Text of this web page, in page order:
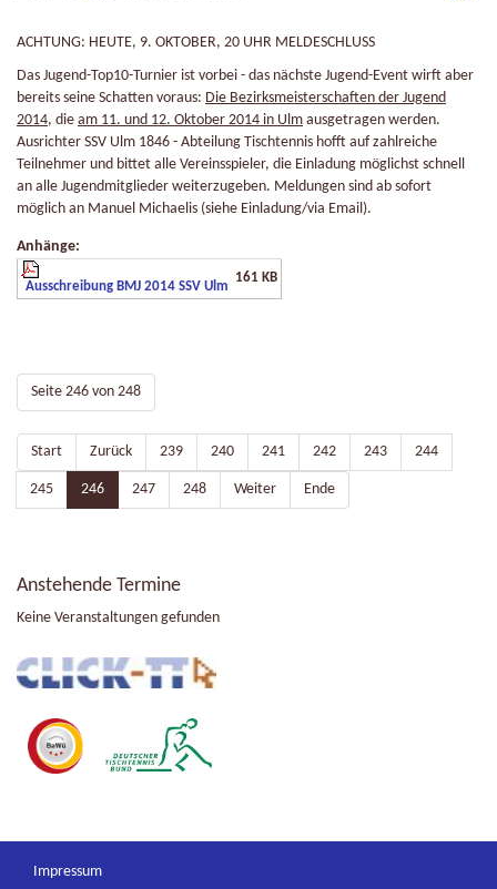
ACHTUNG: HEUTE, 9. OKTOBER, 20 UHR MELDESCHLUSS
Das Jugend-Top10-Turnier ist vorbei - das nächste Jugend-Event wirft aber
bereits seine Schatten voraus: Die Bezirksmeisterschaften der Jugend
2014, die am 11. und 12. Oktober 2014 in Ulm ausgetragen werden.
Ausrichter SSV Ulm 1846 - Abteilung Tischtennis hofft auf zahlreiche
Teilnehmer und bittet alle Vereinsspieler, die Einladung möglichst schnell
an alle Jugendmitglieder weiterzugeben. Meldungen sind ab sofort
möglich an Manuel Michaelis (siehe Einladung/via Email).
Anhänge:
Ausschreibung BMJ 2014 SSV Ulm
161 KB
Seite 246 von 248
Start Zurück 239 240 241 242 243 244
245 246 247 248 Weiter Ende
Anstehende Termine
Keine Veranstaltungen gefunden
Impressum